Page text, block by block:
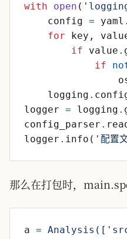
with
open ( '
config = yaml .
for
key ,
if
value .
if
logging .
logger = logging .
config_parser .
logger . info ( ' 配置
那么在打包时，
a =